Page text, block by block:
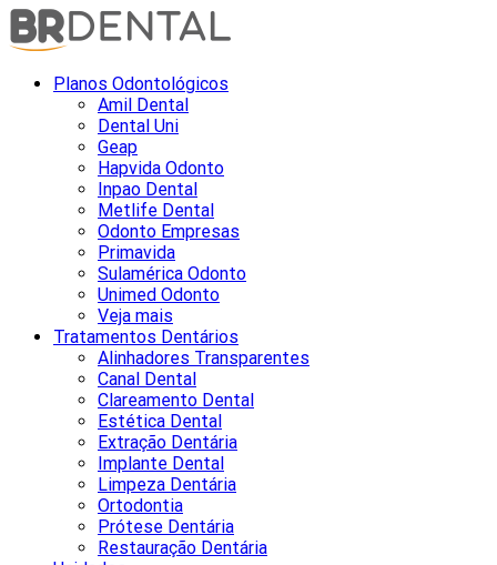
Planos Odontológicos
Amil Dental
Dental Uni
Geap
Hapvida Odonto
Inpao Dental
Metlife Dental
Odonto Empresas
Primavida
Sulamérica Odonto
Unimed Odonto
Veja mais
Tratamentos Dentários
Alinhadores Transparentes
Canal Dental
Clareamento Dental
Estética Dental
Extração Dentária
Implante Dental
Limpeza Dentária
Ortodontia
Prótese Dentária
Restauração Dentária